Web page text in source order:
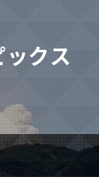
クス